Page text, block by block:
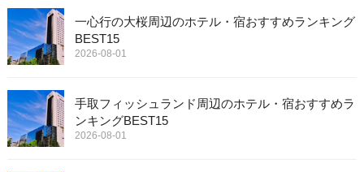
一心行の大桜周辺のホテル・宿おすすめランキング
BEST15
2026-08-01
手取フィッシュランド周辺のホテル・宿おすすめラ
ンキングBEST15
2026-08-01